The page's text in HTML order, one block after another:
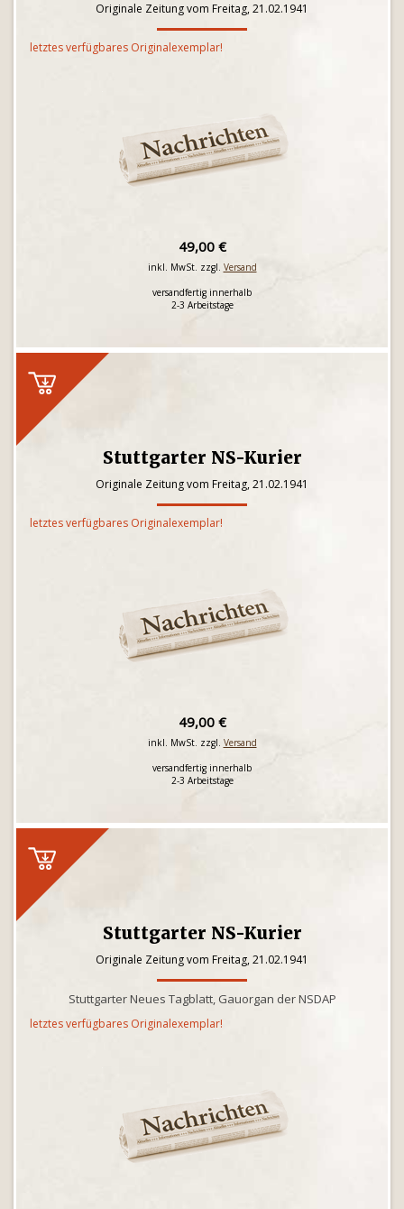
Originale Zeitung vom Freitag, 21.02.1941
letztes verfügbares Originalexemplar!
49,00 €
inkl. MwSt. zzgl. Versand
versandfertig innerhalb
2-3 Arbeitstage
Stuttgarter NS-Kurier
Originale Zeitung vom Freitag, 21.02.1941
letztes verfügbares Originalexemplar!
49,00 €
inkl. MwSt. zzgl. Versand
versandfertig innerhalb
2-3 Arbeitstage
Stuttgarter NS-Kurier
Originale Zeitung vom Freitag, 21.02.1941
Stuttgarter Neues Tagblatt, Gauorgan der NSDAP
letztes verfügbares Originalexemplar!